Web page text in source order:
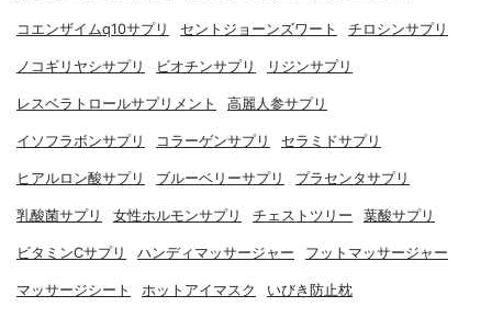
コエンザイムq10サプリ セントジョーンズワート チロシンサプリ
ノコギリヤシサプリ ビオチンサプリ リジンサプリ
レスベラトロールサプリメント 高麗人参サプリ
イソフラボンサプリ コラーゲンサプリ セラミドサプリ
ヒアルロン酸サプリ ブルーベリーサプリ プラセンタサプリ
乳酸菌サプリ 女性ホルモンサプリ チェストツリー 葉酸サプリ
ビタミンCサプリ ハンディマッサージャー フットマッサージャー
マッサージシート ホットアイマスク いびき防止枕